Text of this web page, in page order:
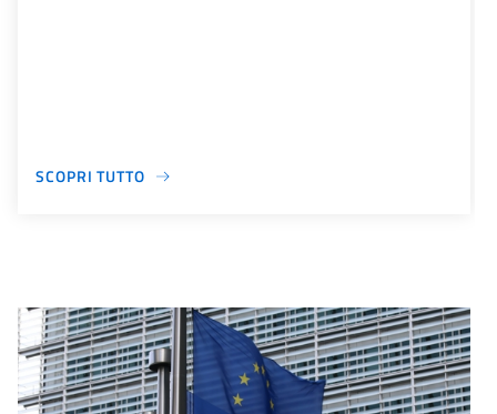
SCOPRI TUTTO